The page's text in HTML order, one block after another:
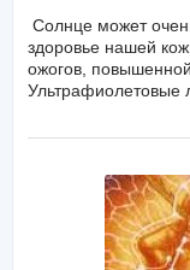
Солнце может
здоровье нашей
ожогов, повышенной
Ультрафиолетовые